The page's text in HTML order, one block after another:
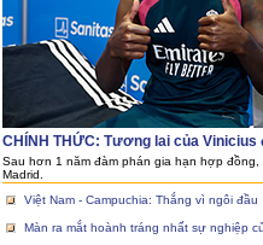
CHÍNH THỨC: Tương lai của
Sau hơn 1 năm đàm phán gia hạn hợp
Madrid.
Việt Nam - Campuchia: Thắng vì ngôi đầu
Màn ra mắt hoành tráng nhất sự nghiệp